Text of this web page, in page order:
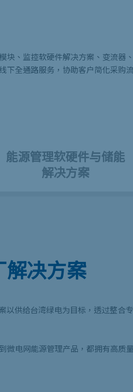
、监控软硬件解决方案、变流器
全通路服务，协助客户简化采购
能源管理软硬件与储能
解决方案
解决方案
供给台湾绿电为目标，透过整合
电网能源管理产品，都拥有高质